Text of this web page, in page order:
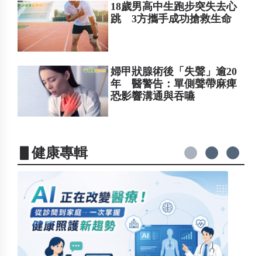
18歲男高中生跑步突失去心
跳 3方攜手成功搶救生命
婦甲狀腺術後「失聲」逾20
年 醫警告：單側聲帶麻痺
恐影響溝通與吞嚥
▋健康專輯